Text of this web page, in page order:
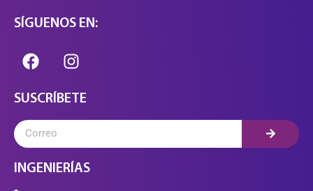
SÍGUENOS EN:
SUSCRÍBETE
INGENIERÍAS